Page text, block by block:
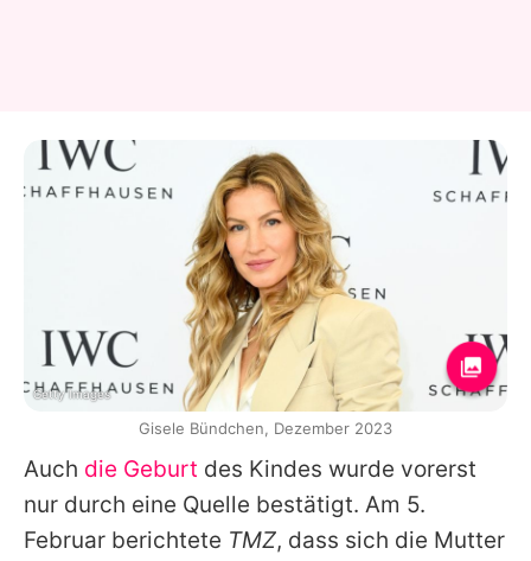
Auch die Geburt des Kindes wurde vorerst
nur durch eine Quelle bestätigt. Am 5.
Februar berichtete TMZ, dass sich die Mutter
Getty Images
Gisele Bündchen, Dezember 2023